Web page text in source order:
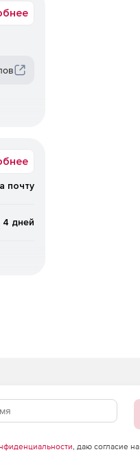
почту
4 дней
, даю согласие на